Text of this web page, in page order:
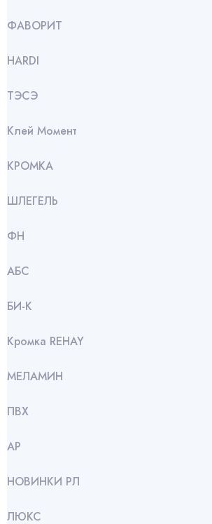
ФАВОРИТ
HARDI
ТЭСЭ
Клей Момент
КРОМКА
ШЛЕГЕЛЬ
ФН
АБС
БИ-К
Кромка REHAY
МЕЛАМИН
ПВХ
АР
НОВИНКИ РЛ
ЛЮКС